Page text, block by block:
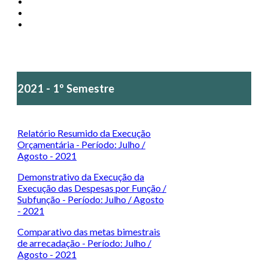
2021 - 1º Semestre
Relatório Resumido da Execução
Orçamentária - Período: Julho /
Agosto - 2021
Demonstrativo da Execução da
Execução das Despesas por Função /
Subfunção - Período: Julho / Agosto
- 2021
Comparativo das metas bimestrais
de arrecadação - Período: Julho /
Agosto - 2021